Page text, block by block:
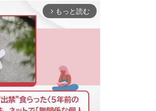
arrow_forward_ios もっと読む